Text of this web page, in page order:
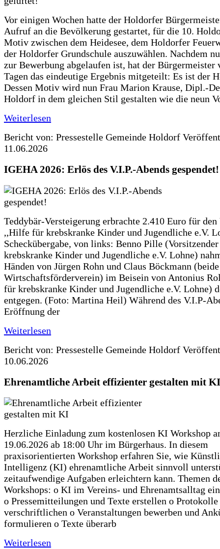
Vor einigen Wochen hatte der Holdorfer
Aufruf an die Bevölkerung gestartet, für die 10.
Motiv zwischen dem Heidesee, dem Holdorfer
der Holdorfer Grundschule auszuwählen. Nachdem
zur Bewerbung abgelaufen ist, hat der Bürgermeister
Tagen das eindeutige Ergebnis mitgeteilt: Es ist der
Dessen Motiv wird nun Frau Marion Krause, Dipl.-
Holdorf in dem gleichen Stil gestalten wie die neun
Weiterlesen
Bericht von: Pressestelle Gemeinde Holdorf
11.06.2026
IGEHA 2026: Erlös des V.I.P.-Abends gespendet!
Teddybär-Versteigerung erbrachte 2.410 Euro für den
,,Hilfe für krebskranke Kinder und Jugendliche e.V.
Scheckübergabe, von links: Benno Pille
krebskranke Kinder und Jugendliche e.V. Lohne)
Händen von Jürgen Rohn und Claus Böckmann
Wirtschaftsförderverein) im Beisein von Antonius
für krebskranke Kinder und Jugendliche e.V. Lohne)
entgegen. (Foto: Martina Heil) Während des V.I.P-
Eröffnung der
Weiterlesen
Bericht von: Pressestelle Gemeinde Holdorf
10.06.2026
Ehrenamtliche Arbeit effizienter gestalten mit KI
Herzliche Einladung zum kostenlosen KI Workshop
19.06.2026 ab 18:00 Uhr im Bürgerhaus. In diesem
praxisorientierten Workshop erfahren Sie, wie
Intelligenz (KI) ehrenamtliche Arbeit sinnvoll
zeitaufwendige Aufgaben erleichtern kann. Themen
Workshops: o KI im Vereins- und Ehrenamtsalltag
o Pressemitteilungen und Texte erstellen o
verschriftlichen o Veranstaltungen bewerben und
formulieren o Texte überarb
Weiterlesen